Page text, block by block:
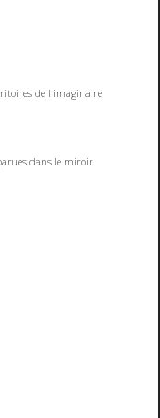
de l'imaginaire
dans le miroir